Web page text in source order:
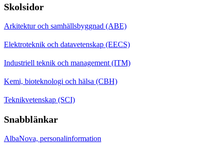
Skolsidor
Arkitektur och samhällsbyggnad (ABE)
Elektroteknik och datavetenskap (EECS)
Industriell teknik och management (ITM)
Kemi, bioteknologi och hälsa (CBH)
Teknikvetenskap (SCI)
Snabblänkar
AlbaNova, personalinformation